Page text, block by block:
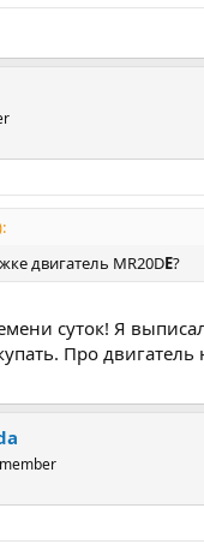
двигатель MR20DE?
суток! Я
Про двигатель